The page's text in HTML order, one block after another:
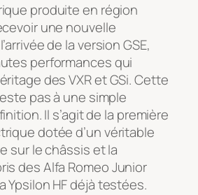
produite en région
une nouvelle
de la version GSE,
performances qui
des VXR et GSi. Cette
pas à une simple
Il s’agit de la première
dotée d’un véritable
sur le châssis et la
des Alfa Romeo Junior
Ypsilon HF déjà testées.